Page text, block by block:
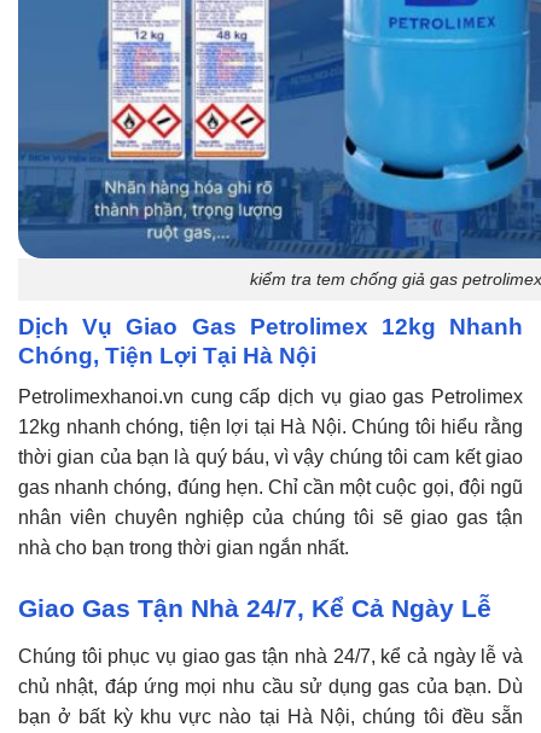
kiểm tra tem chống giả gas
Dịch Vụ Giao Gas Petrolimex 12kg Nhanh
Chóng, Tiện Lợi Tại Hà Nội
Petrolimexhanoi.vn cung cấp dịch vụ giao gas Petrolimex
12kg nhanh chóng, tiện lợi tại Hà Nội. Chúng tôi hiểu rằng
thời gian của bạn là quý báu, vì vậy chúng tôi cam kết giao
gas nhanh chóng, đúng hẹn. Chỉ cần một cuộc gọi, đội ngũ
nhân viên chuyên nghiệp của chúng tôi sẽ giao gas tận
nhà cho bạn trong thời gian ngắn nhất.
Giao Gas Tận Nhà 24/7, Kể Cả Ngày Lễ
Chúng tôi phục vụ giao gas tận nhà 24/7, kể cả ngày lễ và
chủ nhật, đáp ứng mọi nhu cầu sử dụng gas của bạn. Dù
bạn ở bất kỳ khu vực nào tại Hà Nội, chúng tôi đều sẵn